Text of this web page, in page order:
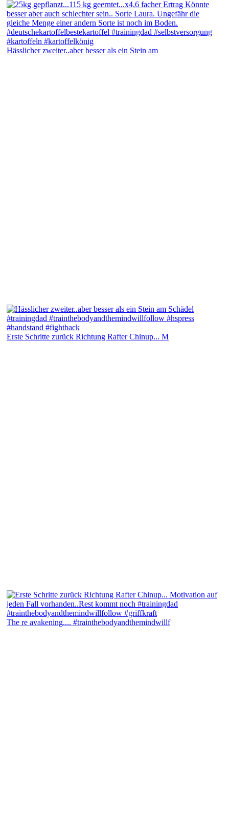
Hässlicher zweiter..aber besser als ein Stein am
Erste Schritte zurück Richtung Rafter Chinup... M
The re avakening.... #trainthebodyandthemindwillf